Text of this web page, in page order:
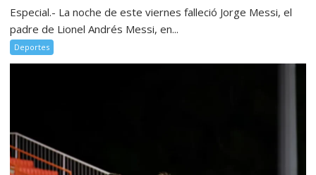
Especial.- La noche de este viernes falleció Jorge Messi, el
padre de Lionel Andrés Messi, en...
Deportes